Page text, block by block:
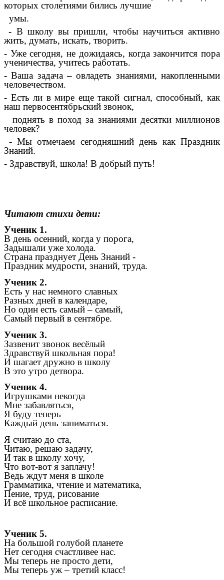
которых столетиями бились лучшие
умы.
- В школу вы пришли, чтобы научиться активно
жить, думать, искать, творить.
- Уже сегодня, не дожидаясь, когда закончится пора
ученичества, учитесь работать.
- Ваша задача – овладеть знаниями, накопленными
человечеством.
- Есть ли в мире еще такой сигнал, способный, как
наш первосентябрьский звонок,
поднять в поход за знаниями десятки миллионов
человек?
- Мы отмечаем сегодняшний день как Праздник
Знаний.
- Здравствуй, школа! В добрый путь!
Читают стихи дети:
Ученик 1.
В день осенний, когда у порога,
Задышали уже холода.
Страна празднует День Знаний -
Праздник мудрости, знаний, труда.
Ученик 2.
Есть у нас немного славных
Разных дней в календаре,
Но один есть самый – самый,
Самый первый в сентябре.
Ученик 3.
Зазвенит звонок весёлый
Здравствуй школьная пора!
И шагает дружно в школу
В это утро детвора.
Ученик 4.
Игрушками некогда
Мне забавляться,
Я буду теперь
Каждый день заниматься.
Я считаю до ста,
Читаю, решаю задачу,
И так в школу хочу,
Что вот-вот я заплачу!
Ведь ждут меня в школе
Грамматика, чтение и математика,
Пение, труд, рисование
И всё школьное расписание.
Ученик 5.
На большой голубой планете
Нет сегодня счастливее нас.
Мы теперь не просто дети,
Мы теперь уж – третий класс!